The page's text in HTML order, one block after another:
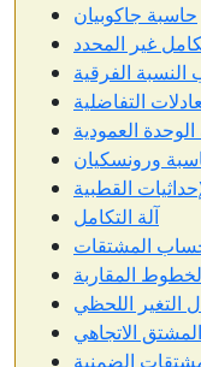
حاسبة جاكوبيان
غير المحدد
الفرقية
التفاضلية
العمودية
ورونسكيان
القطبية
آلة التكامل
المشتقات
المقاربة
اللحظي
الاتجاهي
الضمنية